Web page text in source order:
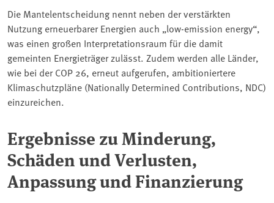
Die Mantelentscheidung nennt neben der verstärkten
Nutzung erneuerbarer Energien auch „low-emission energy“,
was einen großen Interpretationsraum für die damit
gemeinten Energieträger zulässt. Zudem werden alle Länder,
wie bei der COP 26, erneut aufgerufen, ambitioniertere
Klimaschutzpläne (Nationally Determined Contributions, NDC)
einzureichen.
Ergebnisse zu Minderung,
Schäden und Verlusten,
Anpassung und Finanzierung